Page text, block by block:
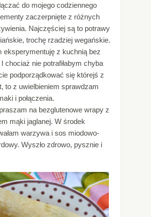
do mojego codziennego
zaczerpnięte z różnych
Najczęściej są to potrawy
trochę rzadziej wegańskie.
eksperymentuję z kuchnią bez
chociaż nie potrafiłabym chyba
podporządkować się którejś z
to z uwielbieniem sprawdzam
i połączenia.
na bezglutenowe wrapy z
mąki jaglanej. W środek
warzywa i sos miodowo-
Wyszło zdrowo, pysznie i